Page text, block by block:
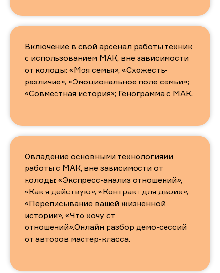
Включение в свой арсенал работы техник
с использованием МАК, вне зависимости
от колоды: «Моя семья», «Схожесть-
различие», «Эмоциональное поле семьи»;
«Совместная история»; Генограмма с МАК.
Овладение основными технологиями
работы с МАК, вне зависимости от
колоды: «Экспресс-анализ отношений»,
«Как я действую», «Контракт для двоих»,
«Переписывание вашей жизненной
истории», «Что хочу от
отношений».Онлайн разбор демо-сессий
от авторов мастер-класса.
Полная оплата
12 700 рублей
Участие в онлайн встрече в зум
Сертификат участника
Специальный
Теоретические материалы практикума
Участие в закрытой группе в телеграмм
Участие в онлайн встрече в зум
Сертификат участника
Часовая личная супервизия по работе с
МАК от авторов курс
14 700 рублей